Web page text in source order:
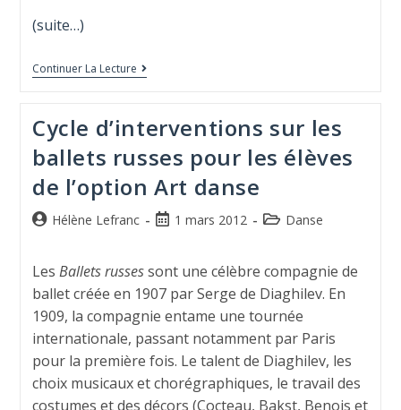
(suite…)
Continuer La Lecture
Cycle d’interventions sur les
ballets russes pour les élèves
de l’option Art danse
Hélène Lefranc 1 mars 2012 Danse
Les Ballets russessont une célèbre compagnie de
ballet créée en 1907 par Serge de Diaghilev. En
1909, la compagnie entame une tournée
internationale, passant notamment par Paris
pour la première fois. Le talent de Diaghilev, les
choix musicaux et chorégraphiques, le travail des
costumes et des décors (Cocteau, Bakst, Benois et